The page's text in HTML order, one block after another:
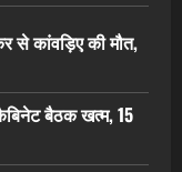
से कांवड़िए की मौत,
बैठक खत्म, 15